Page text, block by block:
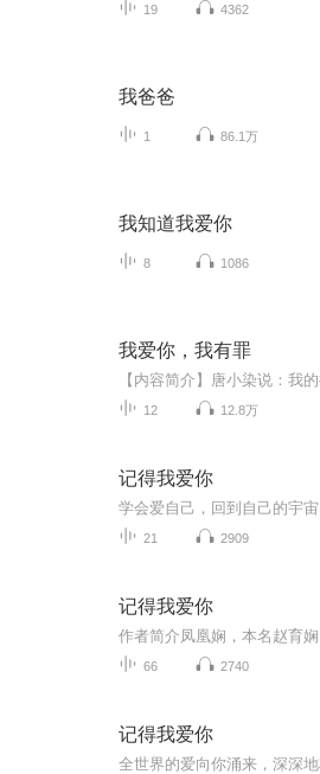
19 4362
我爸爸
1 86.1万
我知道我爱你
8 1086
我爱你，我有罪
12 12.8万
记得我爱你
21 2909
记得我爱你
66 2740
记得我爱你